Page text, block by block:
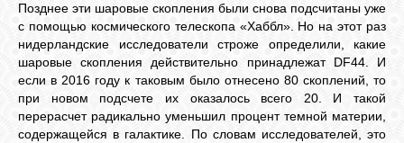
Позднее эти шаровые скопления были снова подсчитаны уже
с помощью космического телескопа «Хаббл». Но на этот раз
нидерландские исследователи строже определили, какие
шаровые скопления действительно принадлежат DF44. И
если в 2016 году к таковым было отнесено 80 скоплений, то
при новом подсчете их оказалось всего 20. И такой
перерасчет радикально уменьшил процент темной материи,
содержащейся в галактике. По словам исследователей, это